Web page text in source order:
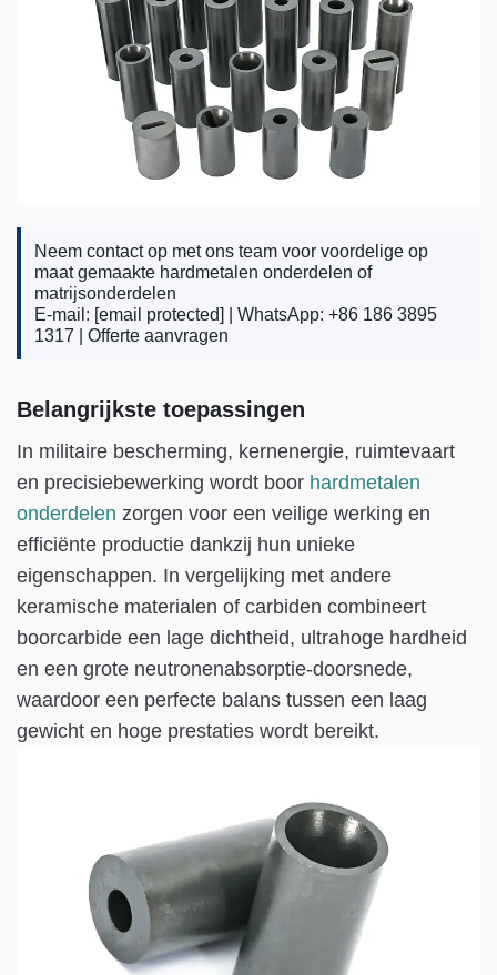
Neem contact op met ons team voor voordelige op
maat gemaakte hardmetalen onderdelen of
matrijsonderdelen
E-mail: [email protected]
| WhatsApp: +86 186 3895
1317 | Offerte aanvragen
Belangrijkste toepassingen
In militaire bescherming, kernenergie, ruimtevaart
en precisiebewerking wordt boor hardmetalen
onderdelen zorgen voor een veilige werking en
efficiënte productie dankzij hun unieke
eigenschappen. In vergelijking met andere
keramische materialen of carbiden combineert
boorcarbide een lage dichtheid, ultrahoge hardheid
en een grote neutronenabsorptie-doorsnede,
waardoor een perfecte balans tussen een laag
gewicht en hoge prestaties wordt bereikt.